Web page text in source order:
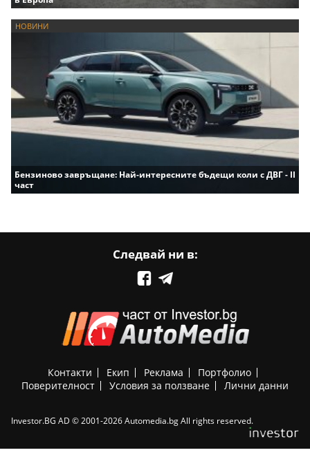
НОВИНИ
Бензиново завръщане: Най-интересните бъдещи коли с ДВГ - II
част
Следвай ни в:
Контакти Екип Реклама
Портфолио
Поверителност
Условия за ползване Лични данни
Investor.BG AD © 2001-2026 Automedia.bg All rights reserved.